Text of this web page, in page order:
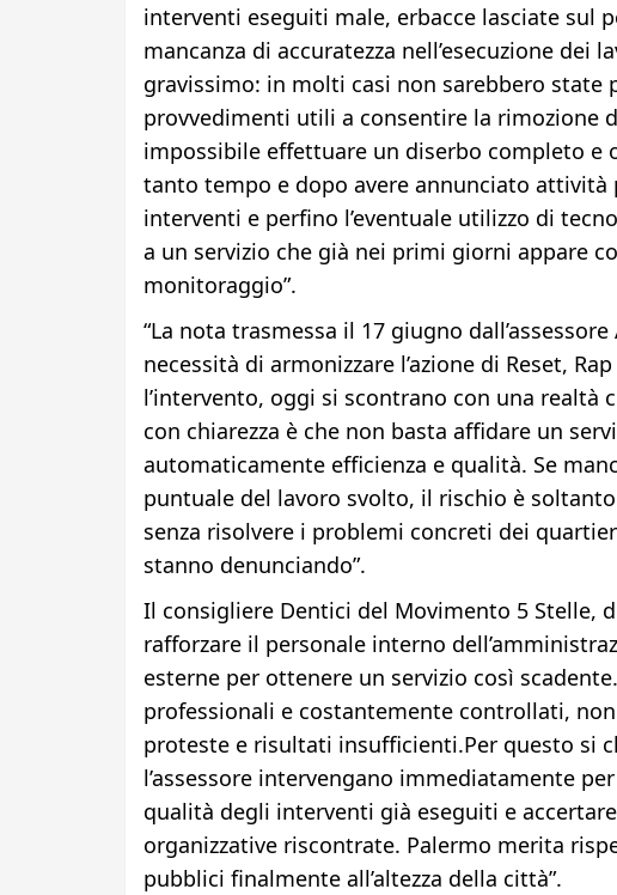
interventi eseguiti male, erbacce lasciate sul
mancanza di accuratezza nell’esecuzione dei
gravissimo: in molti casi non sarebbero state
provvedimenti utili a consentire la rimozione
impossibile effettuare un diserbo completo e
tanto tempo e dopo avere annunciato
interventi e perfino l’eventuale utilizzo di
a un servizio che già nei primi giorni appare
monitoraggio”.
“La nota trasmessa il 17 giugno
necessità di armonizzare l’azione di Reset,
l’intervento, oggi si scontrano con una realtà
con chiarezza è che non basta affidare un
automaticamente efficienza e qualità. Se
puntuale del lavoro svolto, il rischio è
senza risolvere i problemi concreti dei
stanno denunciando”.
Il consigliere Dentici del Movimento 5 Stelle,
rafforzare il personale interno
esterne per ottenere un servizio così
professionali e costantemente controllati,
proteste e risultati insufficienti.Per questo si
l’assessore intervengano immediatamente
qualità degli interventi già eseguiti e
organizzative riscontrate. Palermo merita
pubblici finalmente all’altezza della città”.